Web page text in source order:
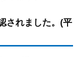
されました。(平